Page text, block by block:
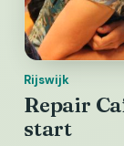
Rijswijk
Repair
start